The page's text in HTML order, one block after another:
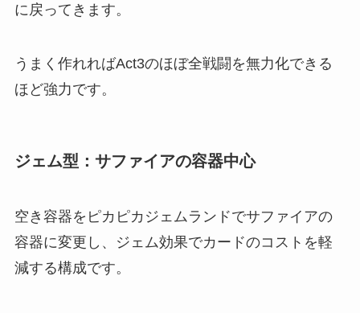
に戻ってきます。
うまく作れればAct3のほぼ全戦闘を無力化できる
ほど強力です。
ジェム型：サファイアの容器中心
空き容器をピカピカジェムランドでサファイアの
容器に変更し、ジェム効果でカードのコストを軽
減する構成です。